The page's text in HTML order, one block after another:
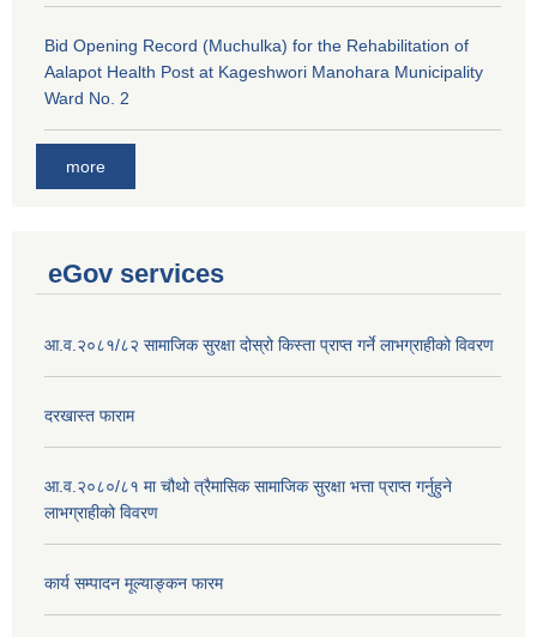
Bid Opening Record (Muchulka) for the Rehabilitation of
Aalapot Health Post at Kageshwori Manohara Municipality
Ward No. 2
more
eGov services
आ.व.२०८१/८२ सामाजिक सुरक्षा दोस्रो किस्ता प्राप्त गर्ने लाभग्राहीको विवरण
दरखास्त फाराम
आ.व.२०८०/८१ मा चौथो त्रैमासिक सामाजिक सुरक्षा भत्ता प्राप्त गर्नुहुने
लाभग्राहीको विवरण
कार्य सम्पादन मूल्याङ्कन फारम